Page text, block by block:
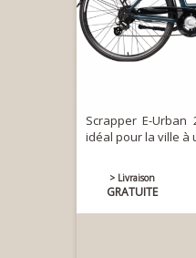
Scrapper E-
idéal pour la ville à
> Livraison
GRATUITE